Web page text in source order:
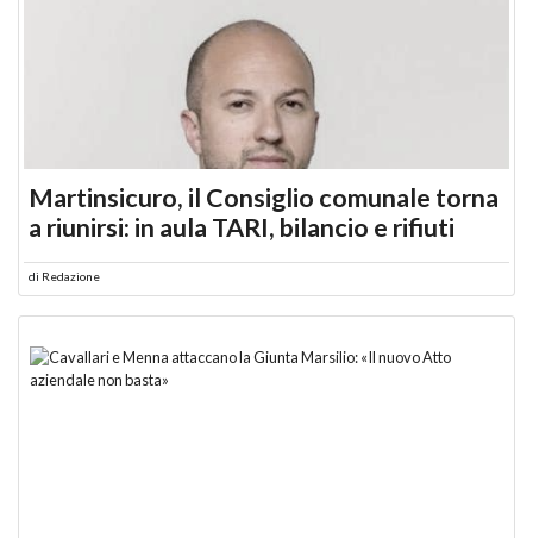
Martinsicuro, il Consiglio comunale torna
a riunirsi: in aula TARI, bilancio e rifiuti
di Redazione